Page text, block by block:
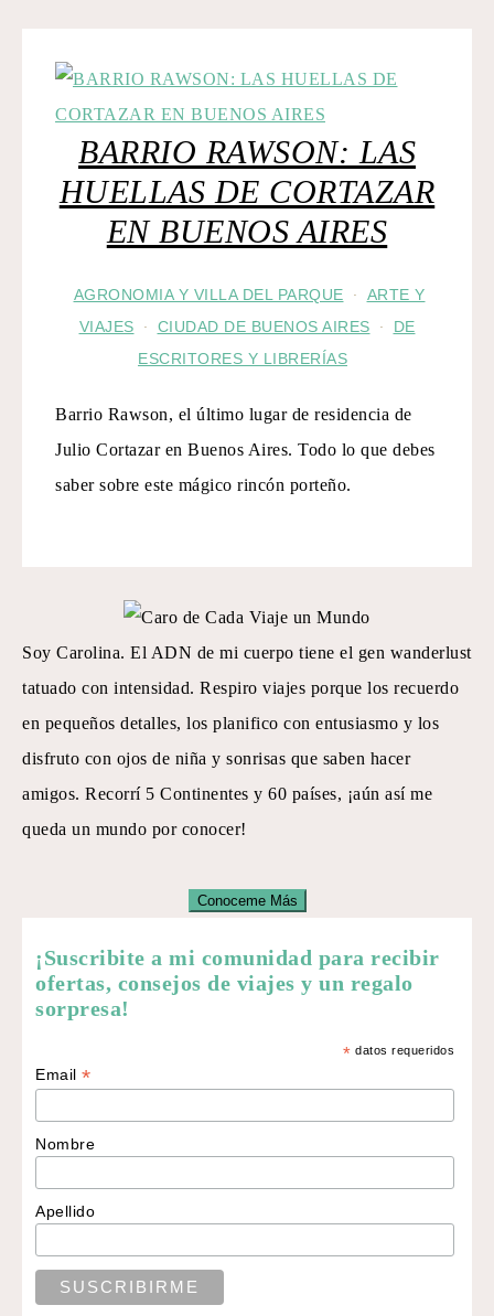
BARRIO RAWSON: LAS
HUELLAS DE CORTAZAR
EN BUENOS AIRES
AGRONOMIA Y VILLA DEL PARQUE ·
ARTE Y
VIAJES
· CIUDAD DE BUENOS AIRES ·
DE
ESCRITORES Y LIBRERÍAS
Barrio Rawson, el último lugar de residencia de
Julio Cortazar en Buenos Aires. Todo lo que debes
saber sobre este mágico rincón porteño.
Soy Carolina. El ADN de mi cuerpo tiene el gen wanderlust
tatuado con intensidad. Respiro viajes porque los recuerdo
en pequeños detalles, los planifico con entusiasmo y los
disfruto con ojos de niña y sonrisas que saben hacer
amigos. Recorrí 5 Continentes y 60 países, ¡aún así me
queda un mundo por conocer!
Conoceme Más
¡Suscribite a mi comunidad para recibir
ofertas, consejos de viajes y un regalo
sorpresa!
* datos requeridos
Email*
Nombre
Apellido